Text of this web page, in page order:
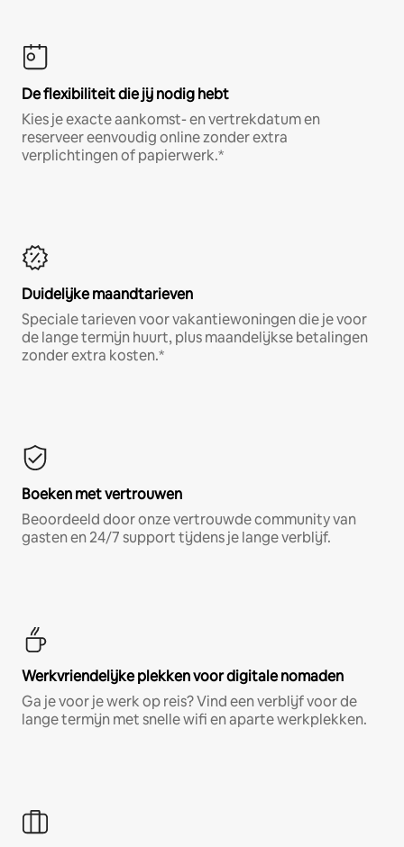
De flexibiliteit die jij nodig hebt
Kies je exacte aankomst- en vertrekdatum en
reserveer eenvoudig online zonder extra
verplichtingen of papierwerk.*
Duidelijke maandtarieven
Speciale tarieven voor vakantiewoningen die je voor
de lange termijn huurt, plus maandelijkse betalingen
zonder extra kosten.*
Boeken met vertrouwen
Beoordeeld door onze vertrouwde community van
gasten en 24/7 support tijdens je lange verblijf.
Werkvriendelijke plekken voor digitale nomaden
Ga je voor je werk op reis? Vind een verblijf voor de
lange termijn met snelle wifi en aparte werkplekken.